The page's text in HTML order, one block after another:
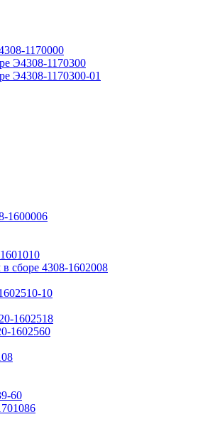
1170000
Э4308-1170300
Э4308-1170300-01
1600006
сборе 4308-1602008
10
1602518
1602560
60